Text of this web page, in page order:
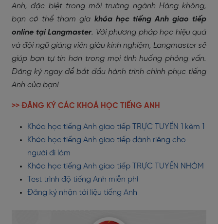
Anh, đặc biệt trong môi trường ngành Hàng không,
bạn có thể tham gia khóa học tiếng Anh giao tiếp
online tại Langmaster. Với phương pháp học hiệu quả
và đội ngũ giảng viên giàu kinh nghiệm, Langmaster sẽ
giúp bạn tự tin hơn trong mọi tình huống phỏng vấn.
Đăng ký ngay để bắt đầu hành trình chinh phục tiếng
Anh của bạn!
>> ĐĂNG KÝ CÁC KHOÁ HỌC TIẾNG ANH
Khóa học tiếng Anh giao tiếp TRỰC TUYẾN 1 kèm 1
Khóa học tiếng Anh giao tiếp dành riêng cho
người đi làm
Khóa học tiếng Anh giao tiếp TRỰC TUYẾN NHÓM
Test trình độ tiếng Anh miễn phí
Đăng ký nhận tài liệu tiếng Anh